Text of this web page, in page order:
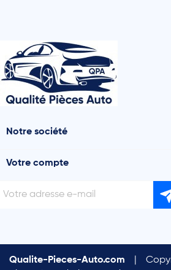
Notre société
Votre compte
Qualite-Pieces-Auto.com